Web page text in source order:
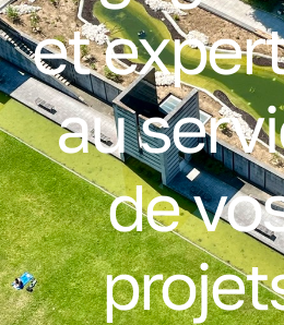
et
au
de